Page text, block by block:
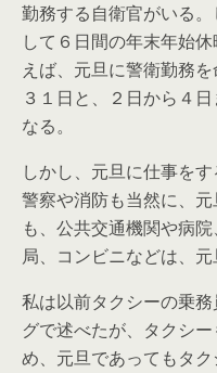
勤務する自衛官がいる
して６日間の年末年始
えば、元旦に警衛勤務
３１日と、２日から４
なる。
しかし、元旦に仕事を
警察や消防も当然に、
も、公共交通機関や病
局、コンビニなどは、元
私は以前タクシーの乗
グで述べたが、タクシ
め、元旦であってもタ